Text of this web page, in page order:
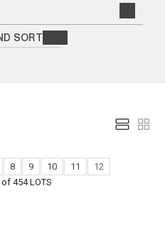
SORT
454 LOTS
8 9 10 11 12